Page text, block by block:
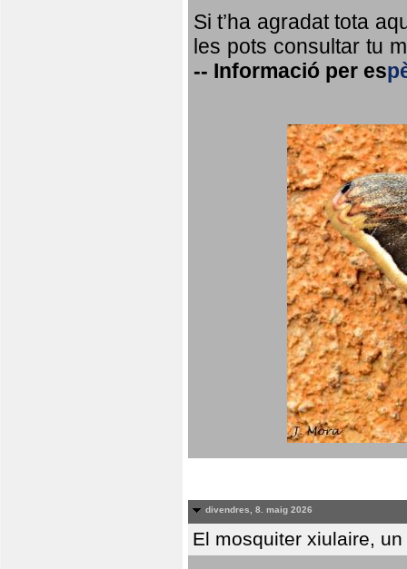
Si t’ha agradat tota
les pots consultar tu
-- Informació per es
divendres, 8. maig 2026
El mosquiter xiulaire,